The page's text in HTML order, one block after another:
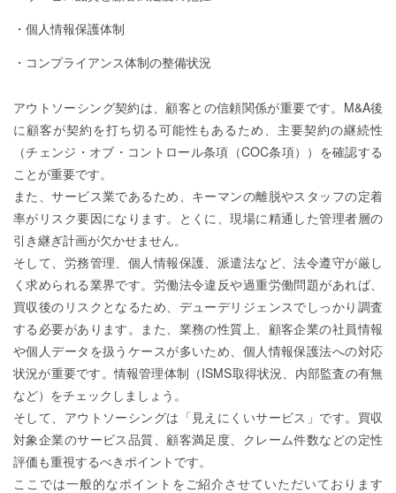
個人情報保護体制
コンプライアンス体制の整備状況
アウトソーシング契約は、顧客との信頼関係が重要です。M&A後
に顧客が契約を打ち切る可能性もあるため、主要契約の継続性
（チェンジ・オブ・コントロール条項（COC条項））を確認する
ことが重要です。
また、サービス業であるため、キーマンの離脱やスタッフの定着
率がリスク要因になります。とくに、現場に精通した管理者層の
引き継ぎ計画が欠かせません。
そして、労務管理、個人情報保護、派遣法など、法令遵守が厳し
く求められる業界です。労働法令違反や過重労働問題があれば、
買収後のリスクとなるため、デューデリジェンスでしっかり調査
する必要があります。また、業務の性質上、顧客企業の社員情報
や個人データを扱うケースが多いため、個人情報保護法への対応
状況が重要です。情報管理体制（ISMS取得状況、内部監査の有無
など）をチェックしましょう。
そして、アウトソーシングは「見えにくいサービス」です。買収
対象企業のサービス品質、顧客満足度、クレーム件数などの定性
評価も重視するべきポイントです。
ここでは一般的なポイントをご紹介させていただいております